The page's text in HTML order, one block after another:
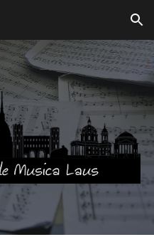
Skip to navigation